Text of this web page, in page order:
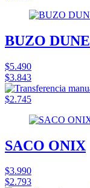
BUZO DUNE
$5.490
$3.843
$2.745
SACO ONIX
$3.990
$2.793